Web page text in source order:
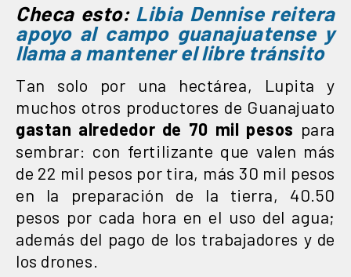
Checa esto: Libia Dennise reitera
apoyo al campo guanajuatense y
llama a mantener el libre tránsito
Tan solo por una hectárea, Lupita y
muchos otros productores de Guanajuato
gastan alrededor de 70 mil pesos para
sembrar: con fertilizante que valen más
de 22 mil pesos por tira, más 30 mil pesos
en la preparación de la tierra, 40.50
pesos por cada hora en el uso del agua;
además del pago de los trabajadores y de
los drones.